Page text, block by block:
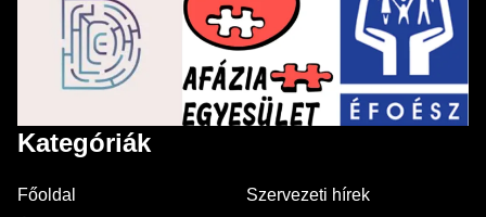
Kategóriák
Főoldal
Szervezeti hírek